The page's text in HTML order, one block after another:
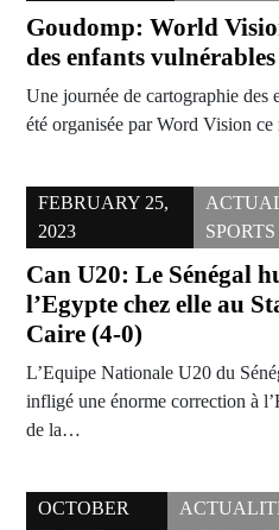
Goudomp: World
des enfants vulnérables
Une journée de cartographie des
été organisée par Word Vision
FEBRUARY 25,
2023
SPORTS
Can U20: Le Sénégal
l’Egypte chez elle au
Caire (4-0)
L’Equipe Nationale U20 du
infligé une énorme correction à
de la…
OCTOBER